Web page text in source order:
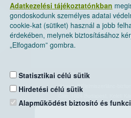
Adatkezelési tájékoztatónkban
gondoskodunk személyes adatai
cookie-kat (sütiket) használ a jobb
érdekében, melynek biztosításához
„Elfogadom” gombra.
Statisztikai célú sütik
Hirdetési célú sütik
Alapműködést biztosító és
Nemzeti Élelmiszerlánc-
Levelezési cím: 1525